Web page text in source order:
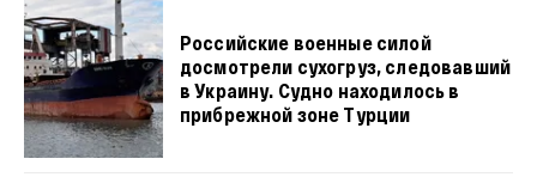
Российские военные силой
досмотрели сухогруз, следовавший
в Украину. Судно находилось в
прибрежной зоне Турции